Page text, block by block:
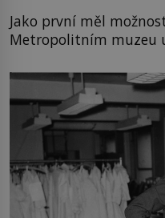
Jako první měl
Metropolitním muzeu